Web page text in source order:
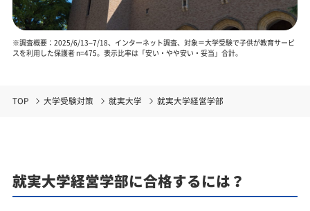
※調査概要：2025/6/13–7/18、インターネット調査、対象＝大学受験で子供が教育サービ
スを利用した保護者 n=475。表示比率は「安い・やや安い・妥当」合計。
TOP 大学受験対策 就実大学 就実大学経営学部
就実大学経営学部に合格するには？